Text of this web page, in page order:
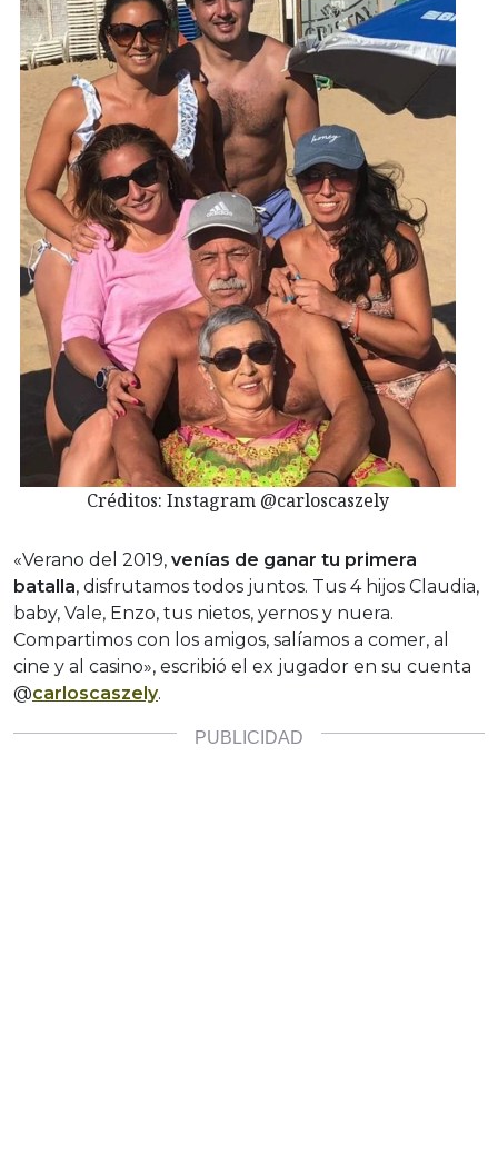
Créditos: Instagram @carloscaszely
«Verano del 2019, venías de ganar tu primera
batalla, disfrutamos todos juntos. Tus 4 hijos Claudia,
baby, Vale, Enzo, tus nietos, yernos y nuera.
Compartimos con los amigos, salíamos a comer, al
cine y al casino», escribió el ex jugador en su cuenta
@carloscaszely.